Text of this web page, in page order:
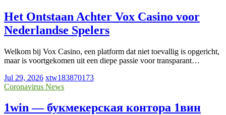
Het Ontstaan Achter Vox Casino voor
Nederlandse Spelers
Welkom bij Vox Casino, een platform dat niet toevallig is opgericht,
maar is voortgekomen uit een diepe passie voor transparant…
Jul 29, 2026 xtw183870173
Coronavirus News
1win — букмекерская контора 1вин